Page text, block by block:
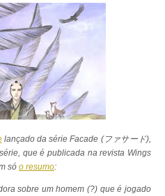
lançado da série Facade (ファサード),
que é publicada na revista Wings
só o resumo:
sobre um homem (?) que é jogado